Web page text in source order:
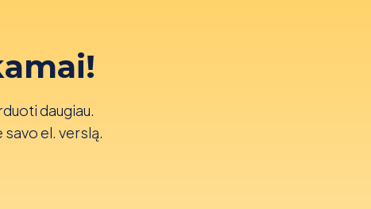
daugiau.
el. verslą.